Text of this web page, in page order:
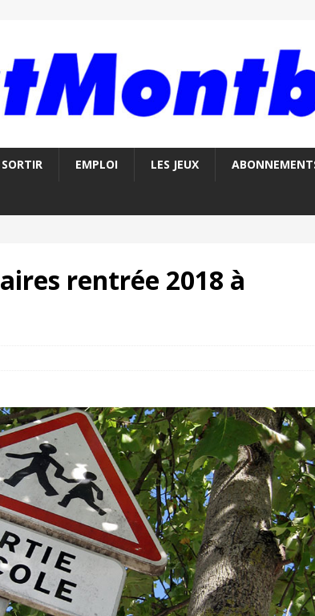
SORTIR EMPLOI LES JEUX
rentrée 2018 à